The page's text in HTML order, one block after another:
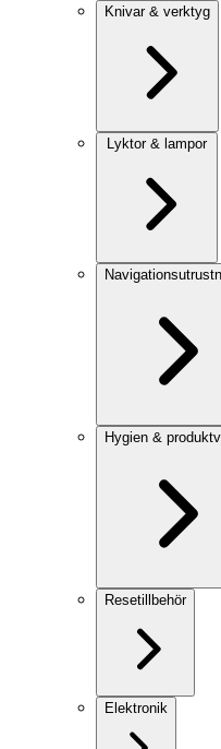
Knivar & verktyg
Lyktor & lampor
Hygien &
Resetillbehör
Elektronik